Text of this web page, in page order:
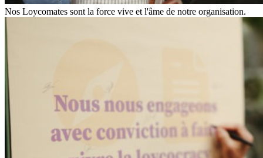
Nos Loycomates sont la force vive et l'âme de notre organisation.